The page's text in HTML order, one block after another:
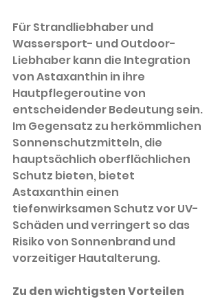
Für Strandliebhaber und
Wassersport- und Outdoor-
Liebhaber kann die Integration
von Astaxanthin in ihre
Hautpflegeroutine von
entscheidender Bedeutung sein.
Im Gegensatz zu herkömmlichen
Sonnenschutzmitteln, die
hauptsächlich oberflächlichen
Schutz bieten, bietet
Astaxanthin einen
tiefenwirksamen Schutz vor UV-
Schäden und verringert so das
Risiko von Sonnenbrand und
vorzeitiger Hautalterung.
Zu den wichtigsten Vorteilen